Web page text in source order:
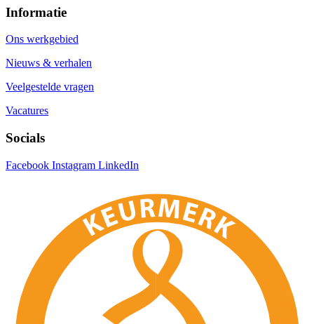
Informatie
Ons werkgebied
Nieuws & verhalen
Veelgestelde vragen
Vacatures
Socials
Facebook Instagram LinkedIn